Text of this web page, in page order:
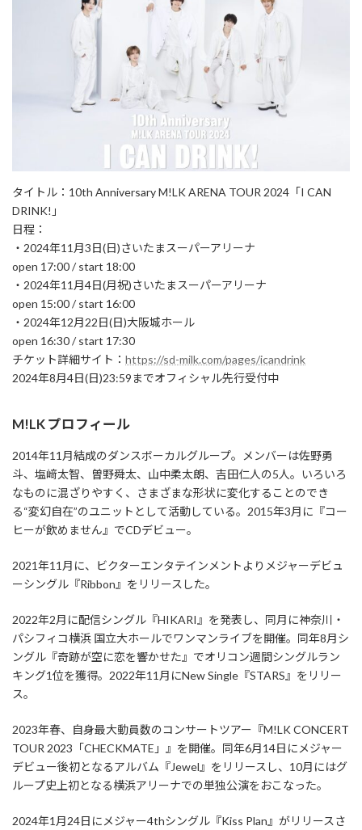
タイトル：10th Anniversary M!LK ARENA TOUR 2024「I CAN
DRINK!」
日程：
・2024年11月3日(日)さいたまスーパーアリーナ
open 17:00 / start 18:00
・2024年11月4日(月祝)さいたまスーパーアリーナ
open 15:00 / start 16:00
・2024年12月22日(日)大阪城ホール
open 16:30 / start 17:30
チケット詳細サイト： https://sd-milk.com/pages/icandrink
2024年8月4日(日)23:59までオフィシャル先行受付中
M!LK プロフィール
2014年11月結成のダンスボーカルグループ。メンバーは佐野勇
斗、塩﨑太智、曽野舜太、山中柔太朗、吉田仁人の5人。いろいろ
なものに混ざりやすく、さまざまな形状に変化することのでき
る“変幻自在”のユニットとして活動している。2015年3月に『コー
ヒーが飲めません』でCDデビュー。
2021年11月に、ビクターエンタテインメントよりメジャーデビュ
ーシングル『Ribbon』をリリースした。
2022年2月に配信シングル『HIKARI』を発表し、同月に神奈川・
パシフィコ横浜 国立大ホールでワンマンライブを開催。同年8月シ
ングル『奇跡が空に恋を響かせた』でオリコン週間シングルラン
キング1位を獲得。2022年11月にNew Single『STARS』をリリー
ス。
2023年春、自身最大動員数のコンサートツアー『M!LK CONCERT
TOUR 2023「CHECKMATE」』を開催。同年6月14日にメジャー
デビュー後初となるアルバム『Jewel』をリリースし、10月にはグ
ループ史上初となる横浜アリーナでの単独公演をおこなった。
2024年1月24日にメジャー4thシングル『Kiss Plan』がリリースさ